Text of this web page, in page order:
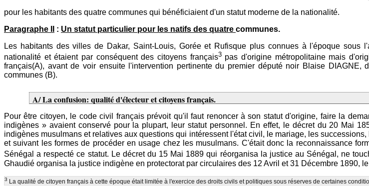
pour les habitants des quatre communes qui bénéficiaient d'un statut moderne de la nationalité.
Paragraphe II
: Un statut particulier pour les natifs des quatre communes.
Les habitants des villes de Dakar, Saint-Louis, Gorée et Rufisque plus connues à l'époque sous
nationalité et étaient par conséquent des citoyens français3pas d'origine métropolitaine mais
français(A), avant de voir ensuite l'intervention pertinente du premier député noir Blaise
communes (B).
A/ La confusion: qualité d'électeur et citoyens français.
Pour être citoyen, le code civil français prévoit qu'il faut renoncer à son statut d'origine, faire la
indigènes » avaient conservé pour la plupart, leur statut personnel. En effet, le décret du 20 Mai
indigènes musulmans et relatives aux questions qui intéressent l'état civil, le mariage, les
et suivant les formes de procéder en usage chez les musulmans. C'était donc la reconnaissance
Sénégal a respecté ce statut. Le décret du 15 Mai 1889 qui réorganisa la justice au Sénégal, ne
Ghaudié organisa la justice indigène en protectorat par circulaires des 12 Avril et 31 Décembre 1890, le
3 La qualité de citoyen français à cette époque était limitée à l'exercice des droits civils et politiques sous réserves de certaines